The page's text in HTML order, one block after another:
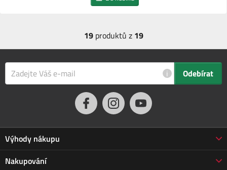
19produktů z 19
i Odebírat
Výhody nákupu
Proč nakupovat u nás
Nakupování